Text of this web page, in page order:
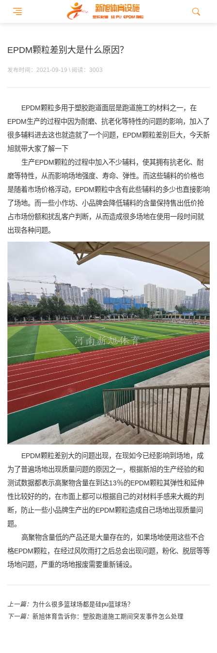
EPDM颗粒差别大是什么原因？
发布时间：2021-09-19 \ 阅读：3003
EPDM颗粒多用于塑胶跑道面层是跑道施工的材料之一，在
EPDM生产的过程中因为耐磨、抗老化等特性的问题的影响，加入了
很多辅料进去这也就造就了一个问题，EPDM颗粒差别巨大，今天新
旭就带大家了解一下
生产EPDM颗粒的过程中加入不少辅料，使其拥有抗老化、耐
磨等特性，从而影响场地强度、寿命、弹性。而这些辅料的价格也
是随着市场价格浮动，EPDM颗粒中含有此些辅料的多少也直接影响
了场地。而一些小作坊、小品牌会降低辅料的含量保持售出低价抢
占市场份额和扰乱客户判断，从而造成很多场地在使用一段时间就
出现各种问题。
EPDM颗粒差别大的问题出现，在现如今已经影响到场地，成
为了普遍场地出现质量问题的原因之一，根据新旭的生产经验的和
测试数据都表示高聚物含量在到达13％的EPDM颗粒其弹性和延伸
性比较好的的，在市面上都可以根据自己的对材料手感来大概的判
断，防止一些小品牌生产出的EPDM颗粒造成自己场地出现质量问
题。
高聚物含量低的产品还是大量存在的，如果场地使用这些不合
格EPDM颗粒，在经过风吹雨打之后总会出现问题，粉化、脱层等等
场地问题，严重的场地报废需要重新铺设。
上一篇： 为什么很多篮球场都是硅pu篮球场？
下一篇： 新旭体育告诉你：塑胶跑道施工期间突发事件怎么处理